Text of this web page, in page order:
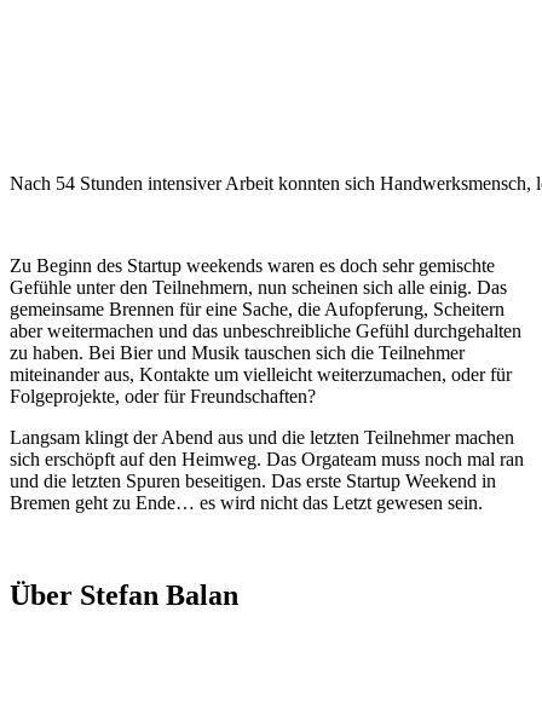
Nach 54 Stunden intensiver Arbeit konnten sich
Zu Beginn des Startup weekends waren es doch sehr gemischte
Gefühle unter den Teilnehmern, nun scheinen sich alle einig. Das
gemeinsame Brennen für eine Sache, die Aufopferung, Scheitern
aber weitermachen und das unbeschreibliche Gefühl durchgehalten
zu haben. Bei Bier und Musik tauschen sich die Teilnehmer
miteinander aus, Kontakte um vielleicht weiterzumachen, oder für
Folgeprojekte, oder für Freundschaften?
Langsam klingt der Abend aus und die letzten Teilnehmer machen
sich erschöpft auf den Heimweg. Das Orgateam muss noch mal ran
und die letzten Spuren beseitigen. Das erste Startup Weekend in
Bremen geht zu Ende… es wird nicht das Letzt gewesen sein.
Über Stefan Balan